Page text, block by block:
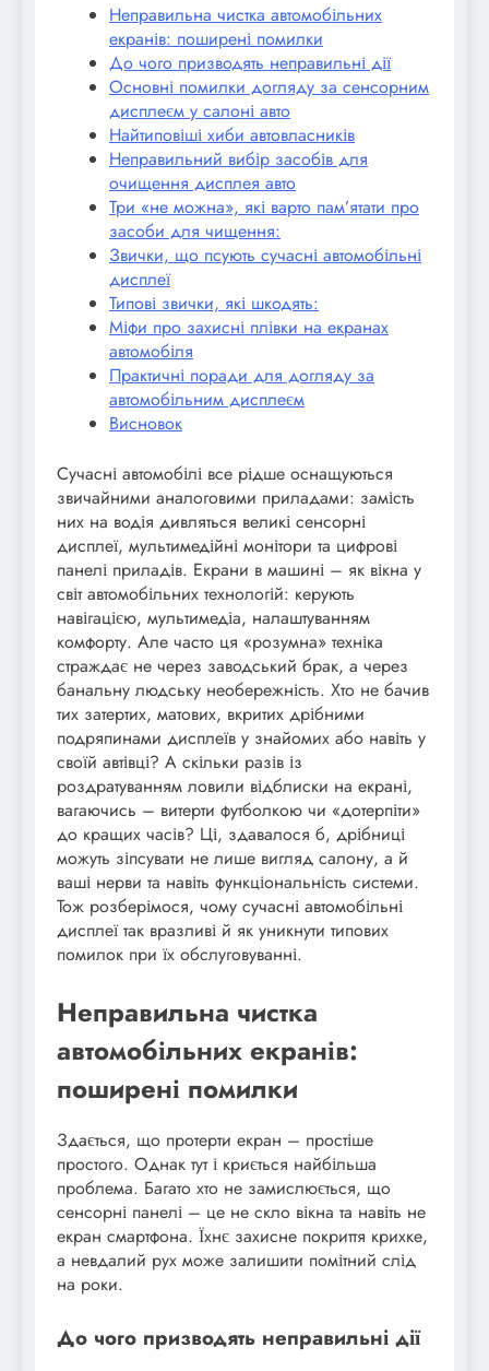
Неправильна чистка автомобільних
екранів: поширені помилки
До чого призводять неправильні дії
Основні помилки догляду за сенсорним
дисплеєм у салоні авто
Найтиповіші хиби автовласників
Неправильний вибір засобів для
очищення дисплея авто
Три «не можна», які варто пам’ятати про
засоби для чищення:
Звички, що псують сучасні автомобільні
дисплеї
Типові звички, які шкодять:
Міфи про захисні плівки на екранах
автомобіля
Практичні поради для догляду за
автомобільним дисплеєм
Висновок
Сучасні автомобілі все рідше оснащуються
звичайними аналоговими приладами: замість
них на водія дивляться великі сенсорні
дисплеї, мультимедійні монітори та цифрові
панелі приладів. Екрани в машині – як вікна у
світ автомобільних технологій: керують
навігацією, мультимедіа, налаштуванням
комфорту. Але часто ця «розумна» техніка
страждає не через заводський брак, а через
банальну людську необережність. Хто не бачив
тих затертих, матових, вкритих дрібними
подряпинами дисплеїв у знайомих або навіть у
своїй автівці? А скільки разів із
роздратуванням ловили відблиски на екрані,
вагаючись – витерти футболкою чи «дотерпіти»
до кращих часів? Ці, здавалося б, дрібниці
можуть зіпсувати не лише вигляд салону, а й
ваші нерви та навіть функціональність системи.
Тож розберімося, чому сучасні автомобільні
дисплеї так вразливі й як уникнути типових
помилок при їх обслуговуванні.
Неправильна чистка
автомобільних екранів:
поширені помилки
Здається, що протерти екран – простіше
простого. Однак тут і криється найбільша
проблема. Багато хто не замислюється, що
сенсорні панелі – це не скло вікна та навіть не
екран смартфона. Їхнє захисне покриття крихке,
а невдалий рух може залишити помітний слід
на роки.
До чого призводять неправильні дії